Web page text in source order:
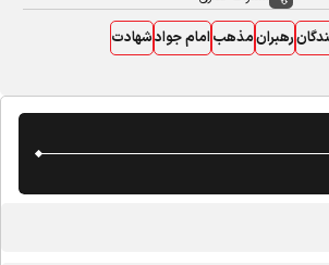
رهبرانمذهبامام جوادشهادت